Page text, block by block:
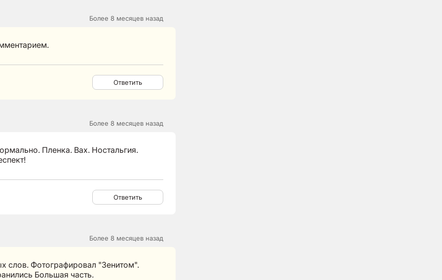
Более 8 месяцев назад
Ответить
Более 8 месяцев назад
Пленка. Вах. Ностальгия.
Ответить
Более 8 месяцев назад
слов. Фотографировал "Зенитом".
Большая часть.